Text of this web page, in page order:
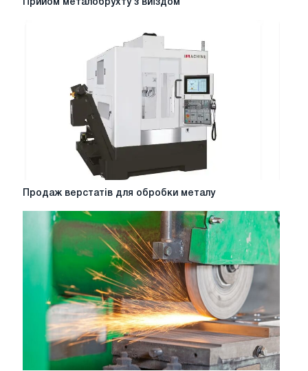
Прийом металобрухту з виїздом
Продаж
верстатів
обробки
металу
Продаж верстатів для обробки металу